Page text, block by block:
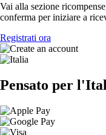
Vai alla sezione
conferma per iniziare a
Registrati ora
Pensato per